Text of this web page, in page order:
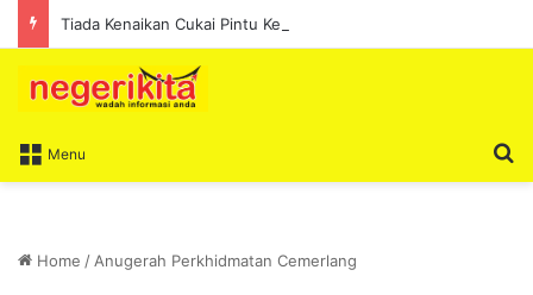
Menu
Home / Anugerah Perkhidmatan Cemerlang